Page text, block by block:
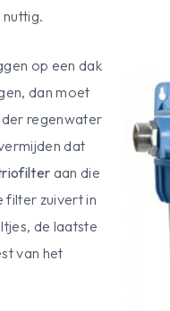
op een dak
dan moet
regenwater
dat
aan die
filter zuivert in
de laatste
van het